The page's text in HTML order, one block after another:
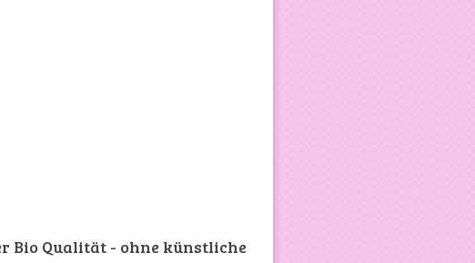
Bio Qualität - ohne künstliche